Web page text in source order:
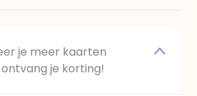
je meer kaarten
je korting!